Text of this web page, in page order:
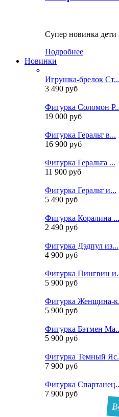
Супер новинка дети
Подробнее
Новинки
Игрушка-брелок Ст...
3 490 руб
Фигурка Соломон
19 000 руб
Фигурка Геральт в...
16 900 руб
Фигурка Геральта ...
11 900 руб
Фигурка Геральт и...
5 490 руб
Фигурка Коралина ...
2 490 руб
Фигурка Дэдпул из...
4 900 руб
Фигурка Пингвин
5 900 руб
Фигурка Женщина-
5 900 руб
Фигурка Бэтмен
5 900 руб
Фигурка Темный
7 900 руб
Фигурка
7 900 руб